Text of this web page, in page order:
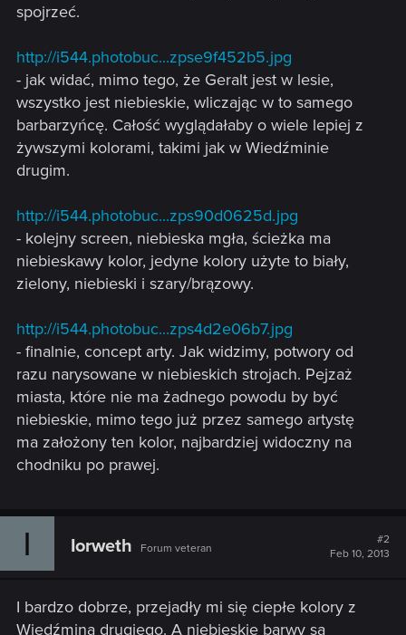
spojrzeć.
http://i544.photobuc...zpse9f452b5.jpg
- jak widać, mimo tego, że Geralt jest w lesie,
wszystko jest niebieskie, wliczając w to samego
barbarzyńcę. Całość wyglądałaby o wiele lepiej z
żywszymi kolorami, takimi jak w Wiedźminie
drugim.
http://i544.photobuc...zps90d0625d.jpg
- kolejny screen, niebieska mgła, ścieżka ma
niebieskawy kolor, jedyne kolory użyte to biały,
zielony, niebieski i szary/brązowy.
http://i544.photobuc...zps4d2e06b7.jpg
- finalnie, concept arty. Jak widzimy, potwory od
razu narysowane w niebieskich strojach. Pejzaż
miasta, które nie ma żadnego powodu by być
niebieskie, mimo tego już przez samego artystę
ma założony ten kolor, najbardziej widoczny na
chodniku po prawej.
I Iorweth Forum veteran
#2
Feb 10, 2013
I bardzo dobrze, przejadły mi się ciepłe kolory z
Wiedźmina drugiego. A niebieskie barwy są